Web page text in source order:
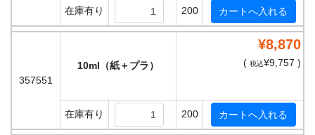
在庫有り 200
357551
10ml（紙＋プラ）
¥8,870
( 税込¥9,757 )
在庫有り 200